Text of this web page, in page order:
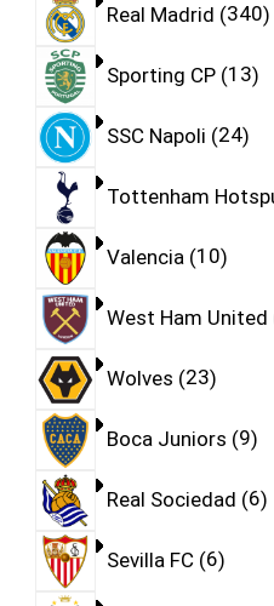
Real Madrid 340
Sporting CP 13
SSC Napoli 24
Tottenham
Valencia 10
West Ham United
Wolves 23
Boca Juniors 9
Real Sociedad 6
Sevilla FC 6